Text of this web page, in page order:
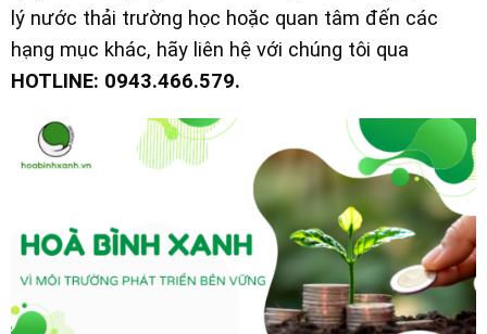
lý nước thải trường học hoặc quan tâm đến các
hạng mục khác, hãy liên hệ với chúng tôi qua
HOTLINE: 0943.466.579.